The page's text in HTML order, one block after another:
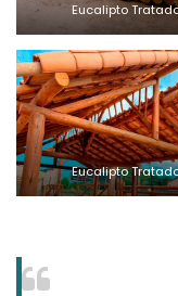
Eucalipto
Eucalipto